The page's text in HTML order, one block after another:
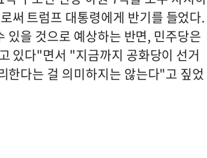
써 트럼프 대통령에게 반기를 들었다.
있을 것으로 예상하는 반면, 민주당은
있다"면서 "지금까지 공화당이 선거
한다는 걸 의미하지는 않는다"고 짚었